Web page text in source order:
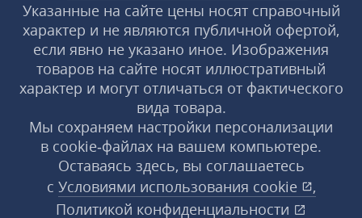
Указанные на сайте цены носят справочный
характер и не являются публичной офертой,
если явно не указано иное. Изображения
товаров на сайте носят иллюстративный
характер и могут отличаться от фактического
вида товара.
Мы сохраняем настройки персонализации
в cookie‑файлах на вашем компьютере.
Оставаясь здесь, вы соглашаетесь
с Условиями использования cookie
,
Политикой конфиденциальности